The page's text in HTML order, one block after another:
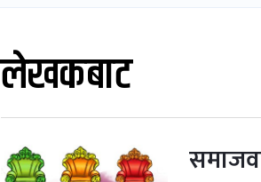
लेखकबाट